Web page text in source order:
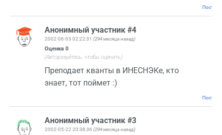
Анонимный участник #4
2002-06-03 02:22:31 (294 месяца назад)
Оценка 0
(Авторизуйтесь, чтобы оценить)
Преподает кванты в ИНЕСНЭКе, кто
знает, тот поймет :)
Анонимный участник #3
2002-05-22 20:38:36 (294 месяца назад)